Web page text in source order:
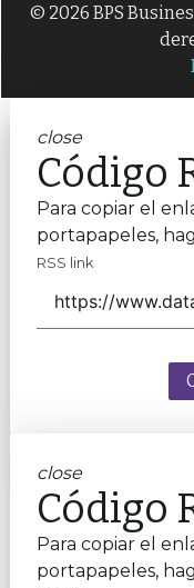
© 2026 BPS
close
Código
Para copiar el
portapapeles,
RSS link
close
Código
Para copiar el
portapapeles,